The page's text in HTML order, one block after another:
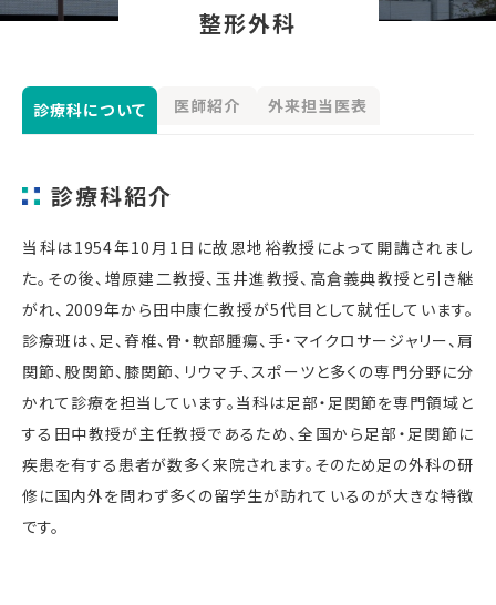
整形外科
診療科について 医師紹介 外来担当医表
診療科紹介
当科は1954年10月1日に故恩地裕教授によって開講されまし
た。その後、増原建二教授、玉井進教授、高倉義典教授と引き継
がれ、2009年から田中康仁教授が5代目として就任しています。
診療班は、足、脊椎、骨・軟部腫瘍、手・マイクロサージャリー、肩
関節、股関節、膝関節、リウマチ、スポーツと多くの専門分野に分
かれて診療を担当しています。当科は足部・足関節を専門領域と
する田中教授が主任教授であるため、全国から足部・足関節に
疾患を有する患者が数多く来院されます。そのため足の外科の研
修に国内外を問わず多くの留学生が訪れているのが大きな特徴
です。